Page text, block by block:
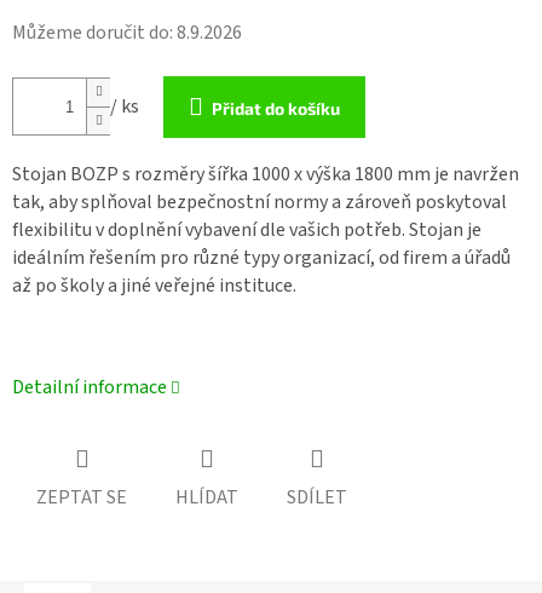
Můžeme doručit do:8.9.2026
/ ks Přidat do košíku
Stojan BOZP s rozměry šířka 1000 x výška 1800 mm je navržen
tak, aby splňoval bezpečnostní normy a zároveň poskytoval
flexibilitu v doplnění vybavení dle vašich potřeb. Stojan je
ideálním řešením pro různé typy organizací, od firem a úřadů
až po školy a jiné veřejné instituce.
Detailní informace
ZEPTAT SE HLÍDAT SDÍLET